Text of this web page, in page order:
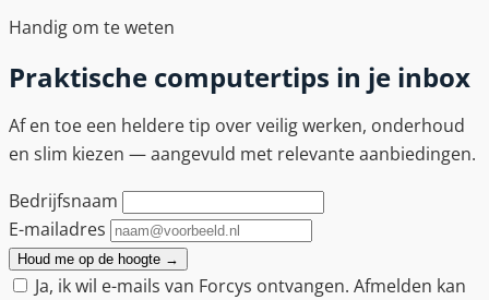
Handig om te weten
Praktische computertips in je inbox
Af en toe een heldere tip over veilig werken, onderhoud
en slim kiezen — aangevuld met relevante aanbiedingen.
Bedrijfsnaam
E-mailadres
Houd me op de hoogte →
Ja, ik wil e-mails van Forcys ontvangen. Afmelden kan